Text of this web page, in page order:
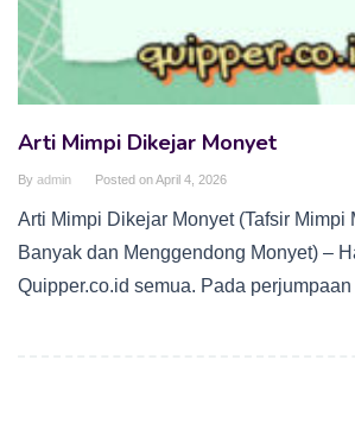
Arti Mimpi Dikejar Monyet
By admin Posted onApril 4, 2026
Arti Mimpi Dikejar Monyet (Tafsir Mimpi
Banyak dan Menggendong Monyet) –
Quipper.co.id semua. Pada